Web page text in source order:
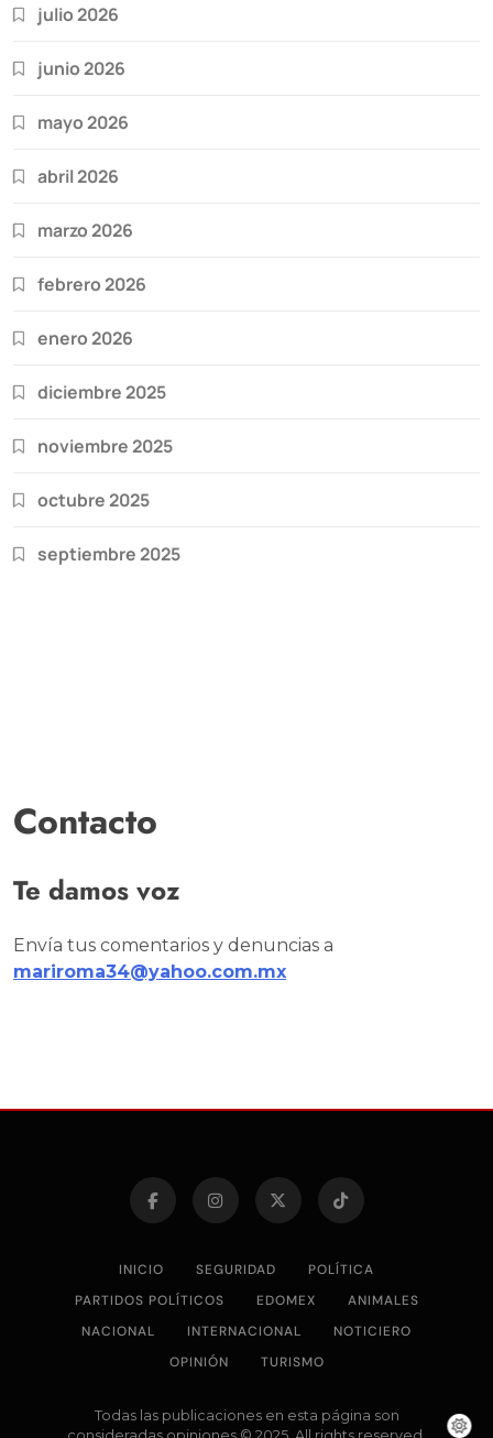
julio 2026
junio 2026
mayo 2026
abril 2026
marzo 2026
febrero 2026
enero 2026
diciembre 2025
noviembre 2025
octubre 2025
septiembre 2025
Contacto
Te damos voz
Envía tus comentarios y denuncias a
mariroma34@yahoo.com.mx
INICIO SEGURIDAD
POLÍTICA
PARTIDOS POLÍTICOS
EDOMEX
ANIMALES
NACIONAL
INTERNACIONAL
NOTICIERO
OPINIÓN
TURISMO
Todas las publicaciones en esta página son